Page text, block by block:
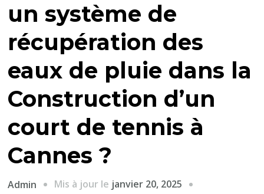
un système de
récupération des
eaux de pluie dans la
Construction d’un
court de tennis à
Cannes ?
Admin Mis à jour le janvier 20, 2025